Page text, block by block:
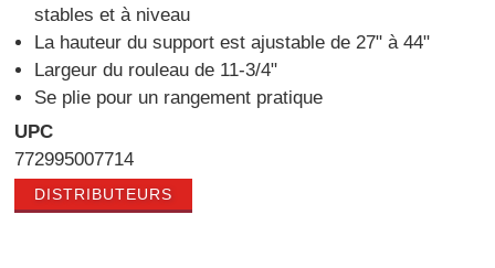
stables et à niveau
La hauteur du support est ajustable de 27" à 44"
Largeur du rouleau de 11-3/4"
Se plie pour un rangement pratique
UPC
772995007714
DISTRIBUTEURS